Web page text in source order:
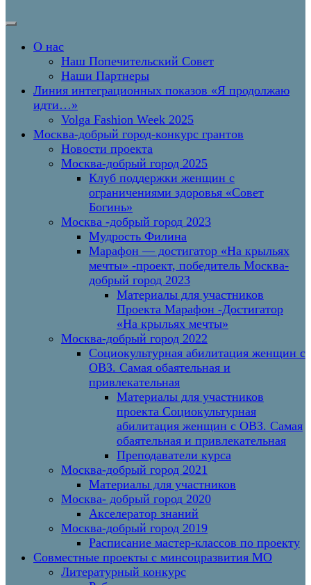
О нас
Наш Попечительский Совет
Наши Партнеры
Линия интеграционных показов «Я продолжаю
идти…»
Volga Fashion Week 2025
Москва-добрый город-конкурс грантов
Новости проекта
Москва-добрый город 2025
Клуб поддержки женщин с
ограничениями здоровья «Совет
Богинь»
Москва -добрый город 2023
Мудрость Филина
Марафон — достигатор «На крыльях
мечты» -проект, победитель Москва-
добрый город 2023
Материалы для участников
Проекта Марафон -Достигатор
«На крыльях мечты»
Москва-добрый город 2022
Социокультурная абилитация женщин с
ОВЗ. Самая обаятельная и
привлекательная
Материалы для участников
проекта Социокультурная
абилитация женщин с ОВЗ. Самая
обаятельная и привлекательная
Преподаватели курса
Москва-добрый город 2021
Материалы для участников
Москва- добрый город 2020
Акселератор знаний
Москва-добрый город 2019
Расписание мастер-классов по проекту
Совместные проекты с минсоцразвития МО
Литературный конкурс